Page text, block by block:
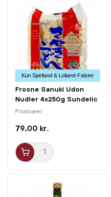
Kun Sjælland & Lolland-Falster
Frosne Sanuki Udon
Nudler 4x250g Sundelic
Frostvarer
79,00 kr.